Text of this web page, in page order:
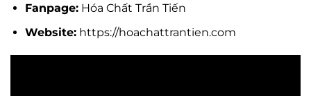
Fanpage:Hóa Chất Trần Tiến
Website:https://hoachattrantien.com